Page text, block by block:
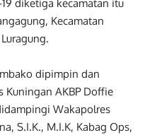
diketiga kecamatan itu
Kecamatan
dipimpin dan
Kuningan AKBP Doffie
Wakapolres
S.I.K., M.I.K, Kabag Ops,